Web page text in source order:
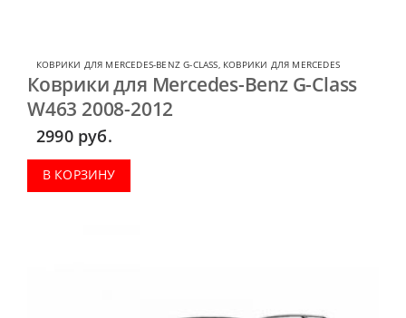
КОВРИКИ ДЛЯ MERCEDES-BENZ G-CLASS КОВРИКИ ДЛЯ MERCEDES
Коврики для Mercedes-Benz G-Class
W463 2008-2012
2990 руб.
В КОРЗИНУ